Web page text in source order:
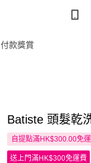
付款獎賞
Batiste 頭髮乾
自提點滿HK$300.00免
送上門滿HK$300免運費